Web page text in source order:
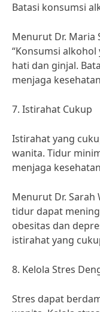
Batasi konsumsi
Menurut Dr. Maria
“Konsumsi
hati dan ginjal.
menjaga
7. Istirahat Cukup
Istirahat yang
wanita. Tidur
menjaga
Menurut Dr. Sarah
tidur dapat
obesitas dan
istirahat yang
8. Kelola Stres
Stres dapat